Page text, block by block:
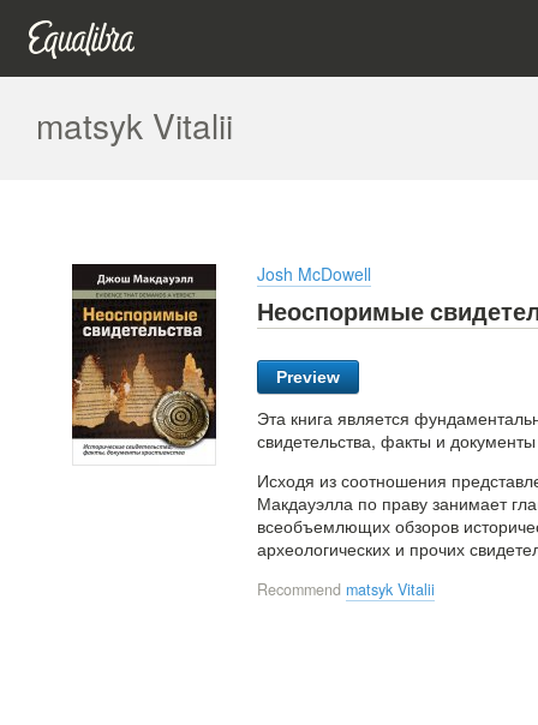
matsyk Vitalii
Josh McDowell
Неоспоримые
Preview
Эта книга является
свидетельства, факты и
Исходя из соотношения
Макдауэлла по праву занимает
всеобъемлющих обзоров
археологических и прочих
Recommend matsyk Vitalii